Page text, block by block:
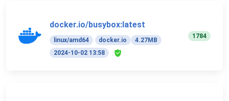
docker.io/busybox:latest
linux/amd64 docker.io
4.27MB
2024-10-02 13:58
1784